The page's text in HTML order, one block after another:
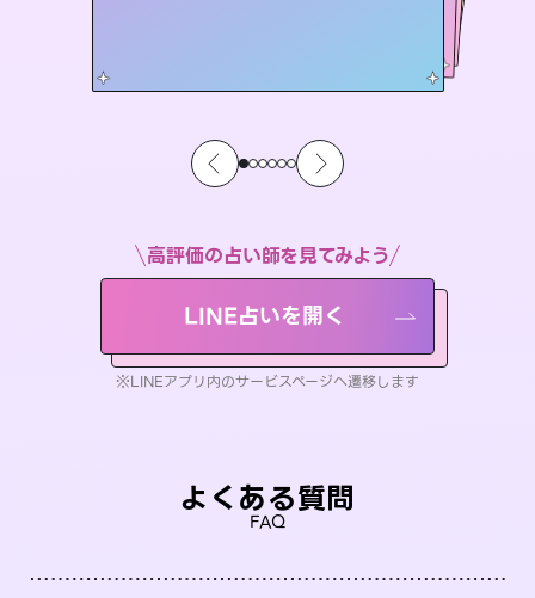
高評価の占い師を見てみよう
LINE占いを開く
※LINEアプリ内のサービスページへ遷移します
よくある質問
FAQ